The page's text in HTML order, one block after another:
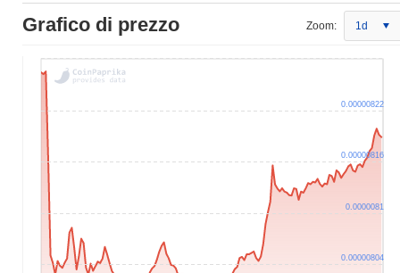
Grafico di prezzo Zoom: 1d
0.00000804
0.0000081
0.00000816
0.00000822